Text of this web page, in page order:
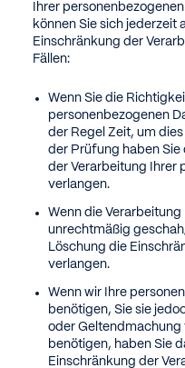
Ihrer
können Sie sich jederzeit
Einschränkung der
Fällen:
Wenn Sie die
personenbezogenen
der Regel Zeit, um
der Prüfung haben Sie
der Verarbeitung Ihrer
verlangen.
Wenn die
unrechtmäßig
Löschung die
verlangen.
Wenn wir Ihre
benötigen, Sie sie
oder Geltendmachung
benötigen, haben Sie
Einschränkung der